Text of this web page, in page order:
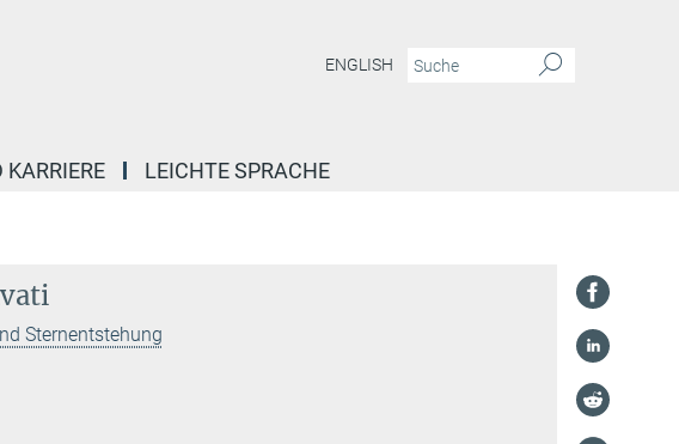
ENGLISH
LEICHTE SPRACHE
Sternentstehung